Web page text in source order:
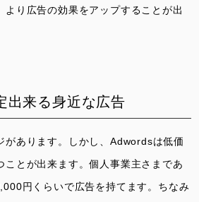
より広告の効果をアップすることが出
出来る身近な広告
があります。しかし、Adwordsは低価
ことが出来ます。個人事業主さまであ
円くらいで広告を持てます。ちなみ